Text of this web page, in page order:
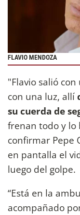
FLAVIO MENDOZA
"Flavio salió
con una luz, allí
su cuerda de
frenan todo y
confirmar Pepe
en pantalla el
luego del golpe.
“Está en la
acompañado